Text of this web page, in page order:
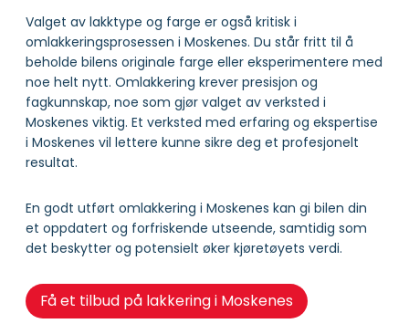
Valget av lakktype og farge er også kritisk i
omlakkeringsprosessen i Moskenes. Du står fritt til å
beholde bilens originale farge eller eksperimentere med
noe helt nytt. Omlakkering krever presisjon og
fagkunnskap, noe som gjør valget av verksted i
Moskenes viktig. Et verksted med erfaring og ekspertise
i Moskenes vil lettere kunne sikre deg et profesjonelt
resultat.
En godt utført omlakkering i Moskenes kan gi bilen din
et oppdatert og forfriskende utseende, samtidig som
det beskytter og potensielt øker kjøretøyets verdi.
Få et tilbud på lakkering i Moskenes